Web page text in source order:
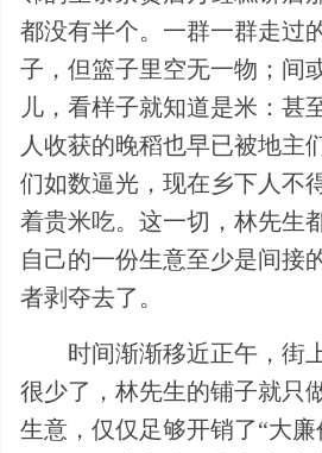
都没有半个。一群一群走过
子，但篮子里空无一物；间
儿，看样子就知道是米：甚
人收获的晚稻也早已被地主
们如数逼光，现在乡下人不
着贵米吃。这一切，林先生
自己的一份生意至少是间接
者剥夺去了。
时间渐渐移近正午，街
很少了，林先生的铺子就只
生意，仅仅足够开销了“大